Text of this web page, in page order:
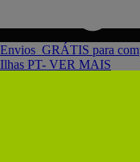
Envios GRÁTIS para
Ilhas PT- VER MAIS